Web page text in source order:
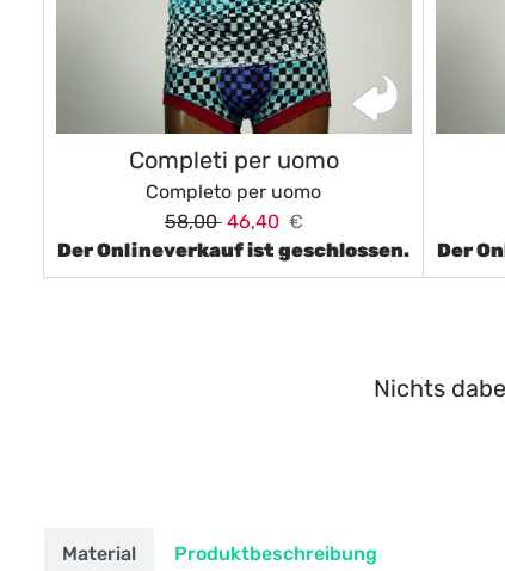
Completi per uomo
Completo per uomo
58,00 46,40 €
Der Onlineverkauf ist geschlossen.
Der
Nichts
Material Produktbeschreibung